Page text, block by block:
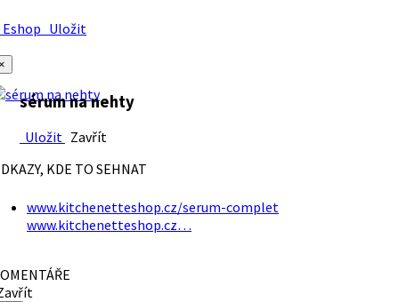
Uložit
sérum na nehty
Uložit Zavřít
KDE TO SEHNAT
www.kitchenetteshop.cz/serum-complet
www.kitchenetteshop.cz…